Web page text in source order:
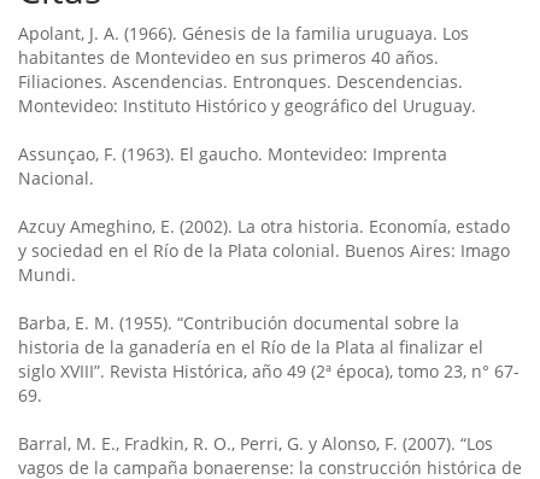
Apolant, J. A. (1966). Génesis de la familia uruguaya. Los
habitantes de Montevideo en sus primeros 40 años.
Filiaciones. Ascendencias. Entronques. Descendencias.
Montevideo: Instituto Histórico y geográfico del Uruguay.
Assunçao, F. (1963). El gaucho. Montevideo: Imprenta
Nacional.
Azcuy Ameghino, E. (2002). La otra historia. Economía, estado
y sociedad en el Río de la Plata colonial. Buenos Aires: Imago
Mundi.
Barba, E. M. (1955). “Contribución documental sobre la
historia de la ganadería en el Río de la Plata al finalizar el
siglo XVIII”. Revista Histórica, año 49 (2ª época), tomo 23, n° 67-
69.
Barral, M. E., Fradkin, R. O., Perri, G. y Alonso, F. (2007). “Los
vagos de la campaña bonaerense: la construcción histórica de